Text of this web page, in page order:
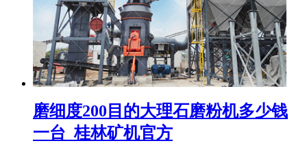
磨细度200目的大理石磨粉机多少钱
一台_桂林矿机官方